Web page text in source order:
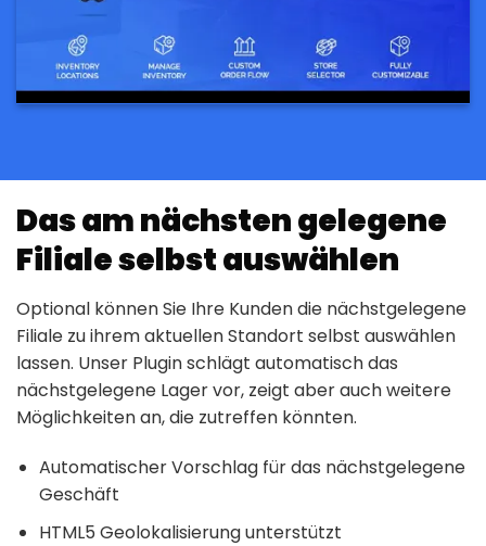
Das am nächsten gelegene
Filiale selbst auswählen
Optional können Sie Ihre Kunden die nächstgelegene
Filiale zu ihrem aktuellen Standort selbst auswählen
lassen. Unser Plugin schlägt automatisch das
nächstgelegene Lager vor, zeigt aber auch weitere
Möglichkeiten an, die zutreffen könnten.
Automatischer Vorschlag für das nächstgelegene
Geschäft
HTML5 Geolokalisierung unterstützt